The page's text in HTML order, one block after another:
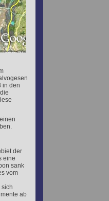
in den
der
eine
sank
vom
ab